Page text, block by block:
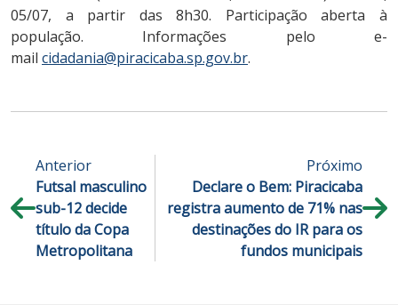
05/07, a partir das 8h30. Participação aberta à
população. Informações pelo e-
mail cidadania@piracicaba.sp.gov.br.
Anterior
Futsal masculino
sub-12 decide
título da Copa
Metropolitana
Próximo
Declare o Bem: Piracicaba
registra aumento de 71% nas
destinações do IR para os
fundos municipais